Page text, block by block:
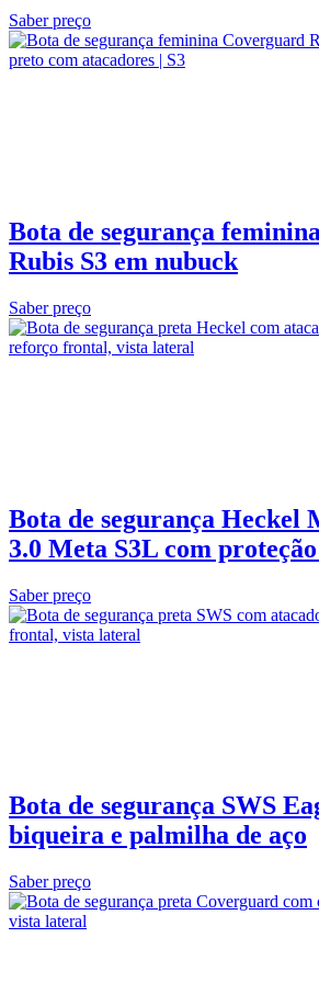
Saber preço
Bota de segurança
Rubis S3 em nubuck
Saber preço
Bota de segurança Heckel
3.0 Meta S3L com
Saber preço
Bota de segurança SWS
biqueira e palmilha de aço
Saber preço